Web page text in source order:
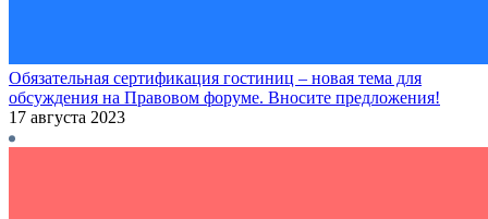
Обязательная сертификация гостиниц – новая тема для
обсуждения на Правовом форуме. Вносите предложения!
17 августа 2023